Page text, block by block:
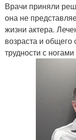
Врачи приняли
она не
жизни актера.
возраста и общего
трудности с ногами